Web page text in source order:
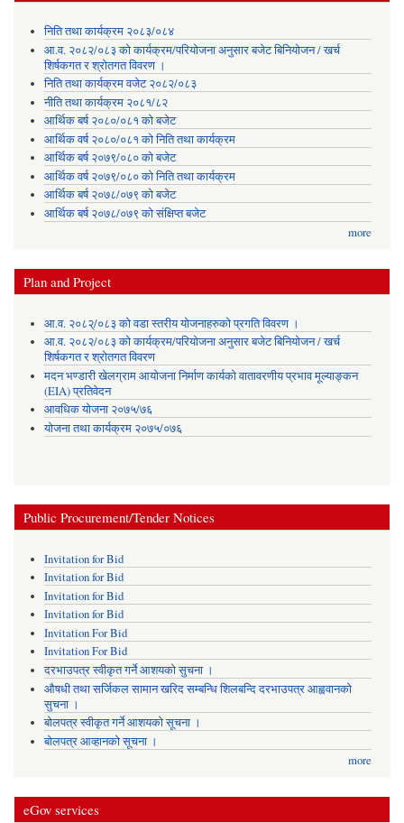
निति तथा कार्यक्रम २०८३/०८४
आ.व. २०८२/०८३ को कार्यक्रम/परियोजना अनुसार बजेट बिनियोजन / खर्च
शिर्षकगत र श्रोतगत विवरण ।
निति तथा कार्यक्रम वजेट २०८२/०८३
नीति तथा कार्यक्रम २०८१/८२
आर्थिक बर्ष २०८०/०८१ को बजेट
आर्थिक वर्ष २०८०/०८१ को निति तथा कार्यक्रम
आर्थिक बर्ष २०७९/०८० को बजेट
आर्थिक वर्ष २०७९/०८० को निति तथा कार्यक्रम
आर्थिक बर्ष २०७८/०७९ को बजेट
आर्थिक बर्ष २०७८/०७९ को संक्षिप्त बजेट
more
Plan and Project
आ.व. २०८२्/०८३ को वडा स्तरीय योजनाहरुको प्रगति विवरण ।
आ.व. २०८२/०८३ को कार्यक्रम/परियोजना अनुसार बजेट बिनियोजन / खर्च
शिर्षकगत र श्रोतगत विवरण
मदन भण्डारी खेलग्राम आयोजना निर्माण कार्यको वातावरणीय प्रभाव मूल्याङ्कन
(EIA) प्रतिवेदन
आवधिक योजना २०७५/७६
योजना तथा कार्यक्रम २०७५/०७६
Public Procurement/Tender Notices
Invitation for Bid
Invitation for Bid
Invitation for Bid
Invitation for Bid
Invitation For Bid
Invitation For Bid
दरभाउपत्र स्वीकृत गर्ने आशयको सुचना ।
औषधी तथा सर्जिकल सामान खरिद सम्बन्धि शिलबन्दि दरभाउपत्र आह्ववानको
सुचना ।
बोलपत्र स्वीकृत गर्ने आशयको सूचना ।
बोलपत्र आव्हानको सूचना ।
more
eGov services